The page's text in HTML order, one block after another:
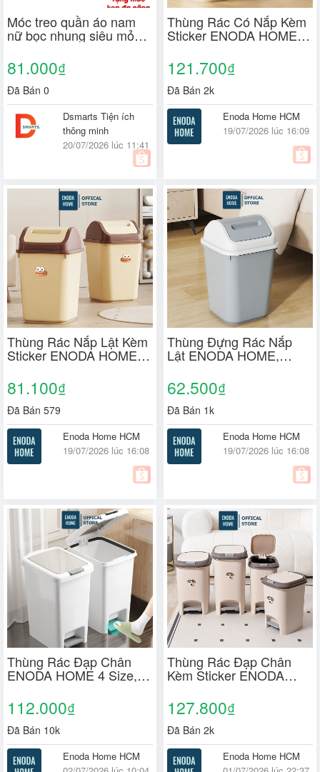
Móc treo quần áo nam
nữ bọc nhung siêu mỏng
chống trượt tiện dụng,
xoay 360
81.000₫
Đã Bán 0
Dsmarts Tiện ích
thông minh
20/07/2026 lúc 11:41
Thùng Rác Có Nắp Kèm
Sticker ENODA HOME,
Trang Trí Văn Phòng
Nhựa PP Cứng Cáp
TR035
121.700₫
Đã Bán 2k
Enoda Home HCM
19/07/2026 lúc 16:09
Thùng Rác Nắp Lật Kèm
Sticker ENODA HOME,
Nhật Có Nắp TR031
81.100₫
Đã Bán 579
Enoda Home HCM
19/07/2026 lúc 16:08
Thùng Đựng Rác Nắp
Lật ENODA HOME,
Thùng Rác Văn Phòng 2
Kích Thước TR031
62.500₫
Đã Bán 1k
Enoda Home HCM
19/07/2026 lúc 16:08
Thùng Rác Đạp Chân
ENODA HOME 4 Size,
Nhật Có Nắp Cho Gia
Đình, Văn Phòng TR020
112.000₫
Đã Bán 10k
Enoda Home HCM
Thùng Rác Đạp Chân
Kèm Sticker ENODA
Văn Phòng Dung Tích
Lớn TR021
127.800₫
Đã Bán 2k
Enoda Home HCM